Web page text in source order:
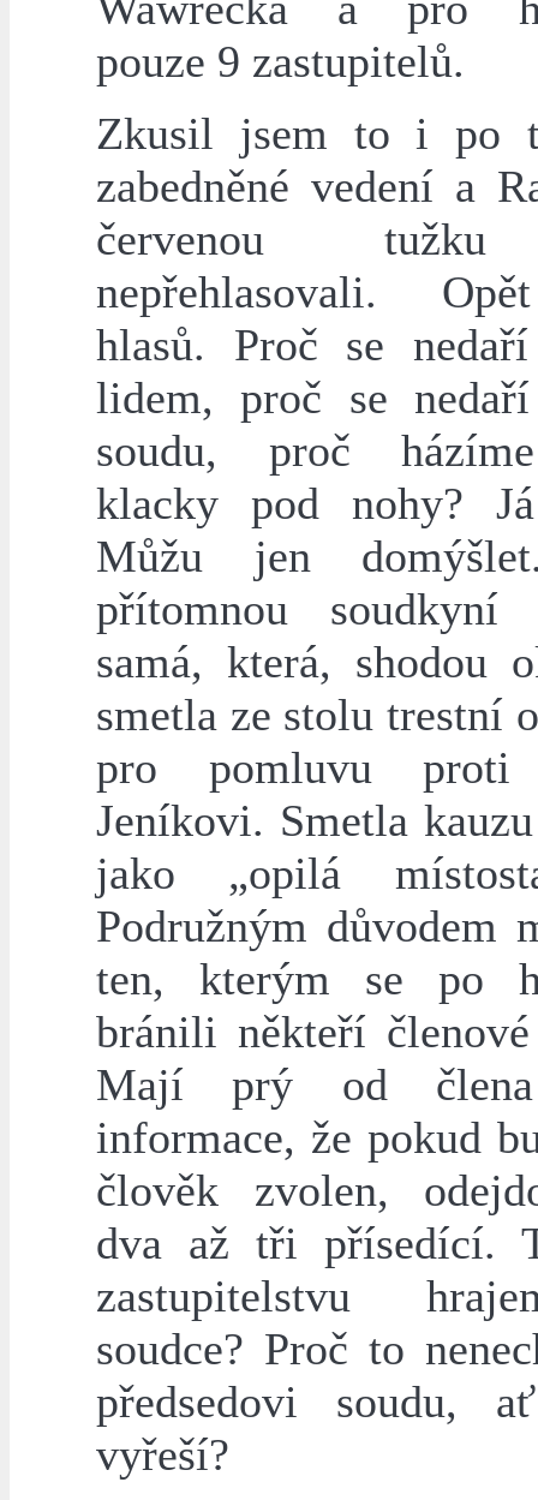
pouze 9 zastupitelů.
Zkusil jsem to i po
zabedněné vedení a
červenou
nepřehlasovali.
hlasů. Proč se
lidem, proč se
soudu, proč
klacky pod nohy?
Můžu jen
přítomnou
samá, která, shodou
smetla ze stolu trestní
pro pomluvu proti
Jeníkovi. Smetla
jako „opilá
Podružným důvodem
ten, kterým se po
bránili někteří
Mají prý od člena
informace, že pokud
člověk zvolen,
dva až tři přísedící.
zastupitelstvu
soudce? Proč to
předsedovi soudu,
vyřeší?